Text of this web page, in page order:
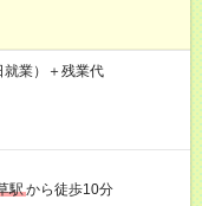
業）＋残業代
駅から徒歩10分